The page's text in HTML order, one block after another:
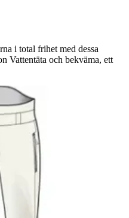
i total frihet med dessa
Vattentäta och bekväma, ett